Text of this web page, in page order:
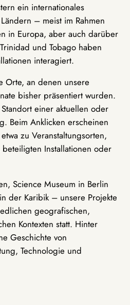
ein internationales
– meist im Rahmen
in Europa, aber auch darüber
und Tobago haben
interagiert.
Orte, an denen unsere
bisher präsentiert wurden.
einer aktuellen oder
Beim Anklicken erscheinen
zu Veranstaltungsorten,
Installationen oder
Science Museum in Berlin
der Karibik – unsere Projekte
geografischen,
Kontexten statt. Hinter
Geschichte von
Technologie und